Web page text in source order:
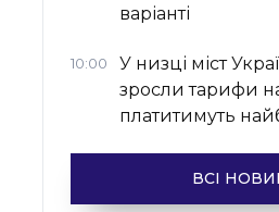
варіанті
10:00
У низці міст
зросли тарифи
платитимуть
ВСІ